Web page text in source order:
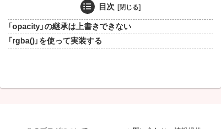
目次
「opacity」の継承は上書きできない
「rgba()」を使って実装する